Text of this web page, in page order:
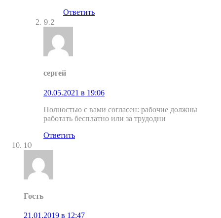
Ответить
9.2
сергей
20.05.2021 в 19:06
Полностью с вами согласен: рабочие должны
работать бесплатно или за трудодни
Ответить
10
Гость
21.01.2019 в 12:47